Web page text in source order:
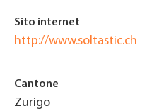
Sito internet
http://www.soltastic.ch
Cantone
Zurigo